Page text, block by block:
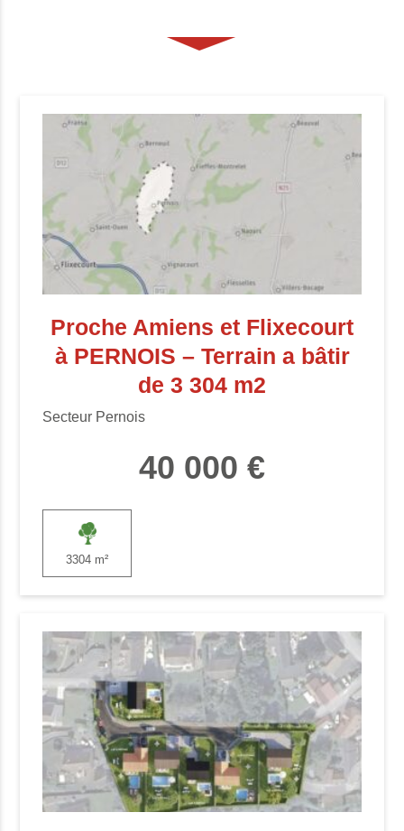
Proche Amiens et Flixecourt
à PERNOIS – Terrain a bâtir
de 3 304 m2
Secteur Pernois
40 000 €
3304 m²